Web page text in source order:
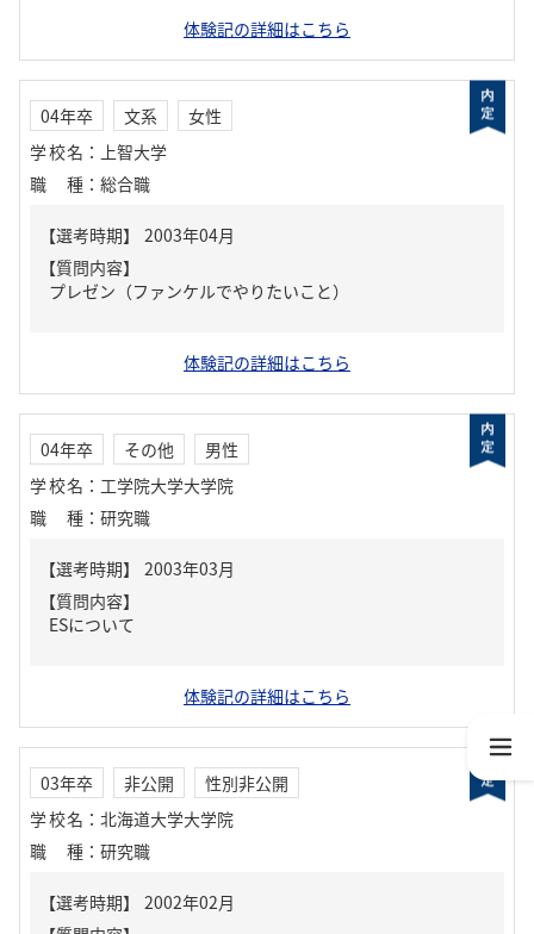
体験記の詳細はこちら
04年卒 文系
女性
学校名 ： 上智大学
職種 ： 総合職
【質問内容】
プレゼン（ファンケルでやりたいこと）
体験記の詳細はこちら
04年卒 その他
男性
学校名 ： 工学院大学大学院
職種 ： 研究職
【質問内容】
ESについて
体験記の詳細はこちら
03年卒 非公開
性別非公開
学校名 ： 北海道大学大学院
職種 ： 研究職